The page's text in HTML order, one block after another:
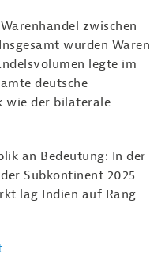
zwischen
wurden Waren
legte im
deutsche
wie der bilaterale
an Bedeutung: In der
Subkontinent 2025
lag Indien auf Rang